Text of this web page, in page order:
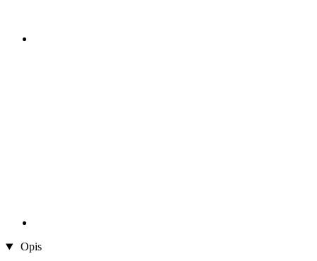
Opis